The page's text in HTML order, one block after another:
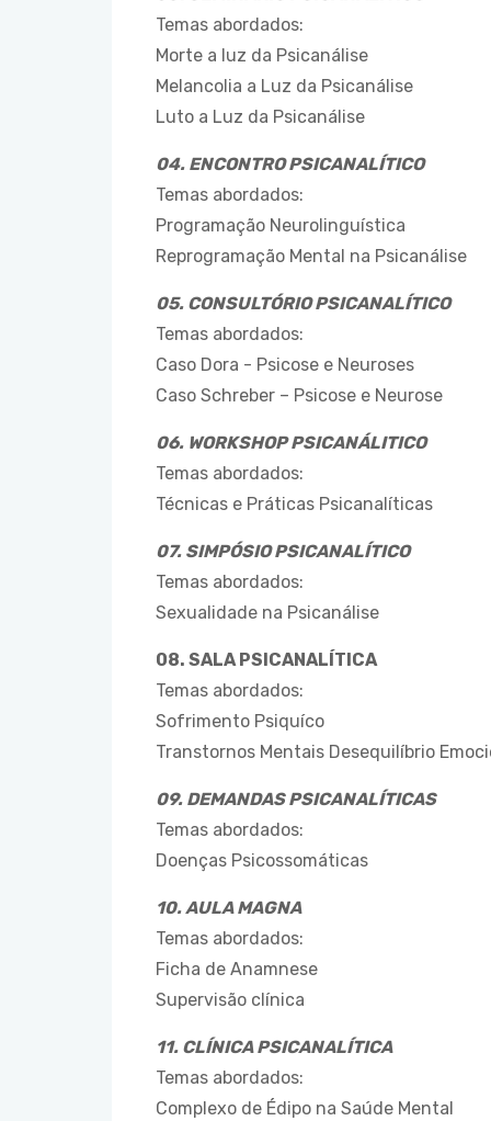
Temas abordados:
Morte a luz da Psicanálise
Melancolia a Luz da Psicanálise
Luto a Luz da Psicanálise
04. ENCONTRO PSICANALÍTICO
Temas abordados:
Programação Neurolinguística
Reprogramação Mental na Psicanálise
05. CONSULTÓRIO PSICANALÍTICO
Temas abordados:
Caso Dora - Psicose e Neuroses
Caso Schreber – Psicose e Neurose
06. WORKSHOP PSICANÁLITICO
Temas abordados:
Técnicas e Práticas Psicanalíticas
07. SIMPÓSIO PSICANALÍTICO
Temas abordados:
Sexualidade na Psicanálise
08. SALA PSICANALÍTICA
Temas abordados:
Sofrimento Psiquíco
Transtornos Mentais Desequilíbrio
09. DEMANDAS PSICANALÍTICAS
Temas abordados:
Doenças Psicossomáticas
10. AULA MAGNA
Temas abordados:
Ficha de Anamnese
Supervisão clínica
11. CLÍNICA PSICANALÍTICA
Temas abordados:
Complexo de Édipo na Saúde Mental